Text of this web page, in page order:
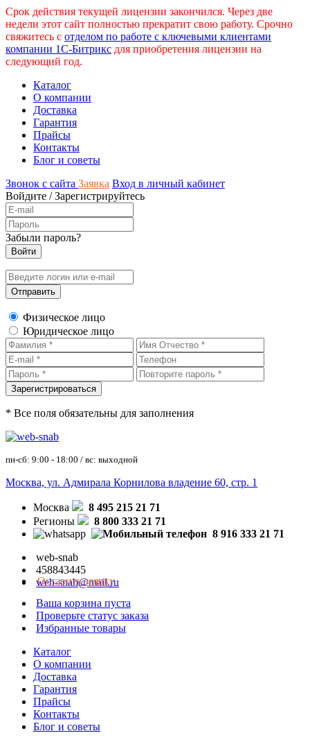
Срок действия текущей лицензии закончился. Через две
недели этот сайт полностью прекратит свою работу. Срочно
свяжитесь с отделом по работе с ключевыми клиентами
компании 1С-Битрикс для приобретения лицензии на
следующий год.
Каталог
О компании
Доставка
Гарантия
Прайсы
Контакты
Блог и советы
Звонок с сайта Заявка Вход в личный кабинет
Войдите /Зарегистрируйтесь
Забыли пароль?
Физическое лицо
Юридическое лицо
* Все поля обязательны для заполнения
пн-сб: 9:00 - 18:00 / вс: выходной
Москва, ул. Адмирала Корнилова владение 60, стр. 1
Москва
8 495 215 21 71
Регионы
8 800 333 21 71
8 916 333 21 71
web-snab
458843445
web-snab@mail.ru
Оставить заявку
Ваша корзина пуста
Проверьте статус заказа
Избранные товары
Каталог
О компании
Доставка
Гарантия
Прайсы
Контакты
Блог и советы